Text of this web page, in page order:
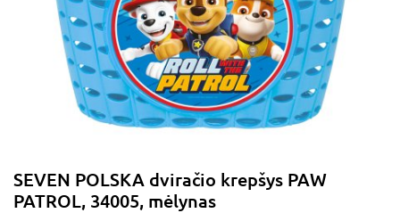
SEVEN POLSKA dviračio krepšys PAW
PATROL, 34005, mėlynas